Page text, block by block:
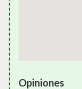
Opiniones